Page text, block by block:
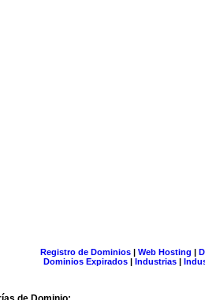
Registro de Dominios| Web Hosting |
Dominios Expirados | Industrias |